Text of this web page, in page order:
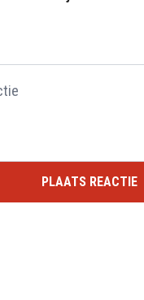
PLAATS REACTIE